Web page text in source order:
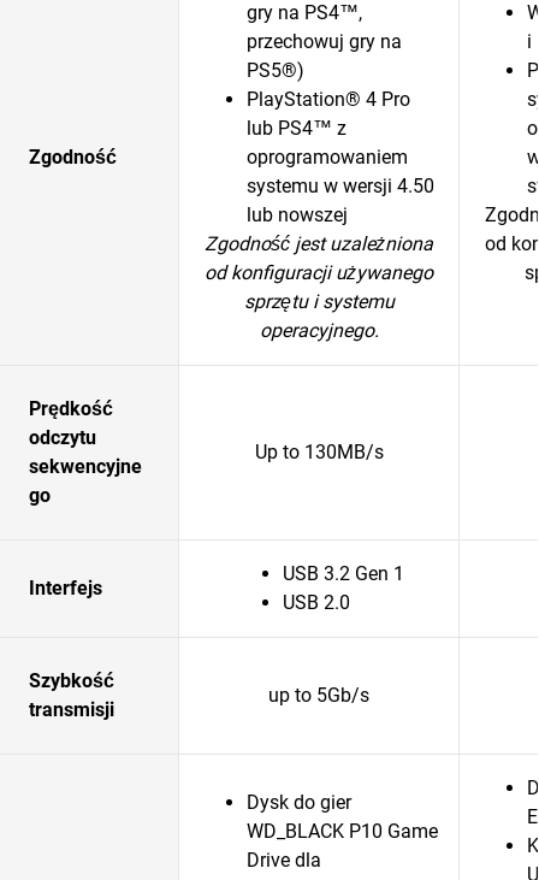
Zgodność
gry na PS4™,
przechowuj gry na
PS5®)
PlayStation® 4 Pro
lub PS4™ z
oprogramowaniem
systemu w wersji 4.50
lub nowszej
Zgodność jest uzależniona
od konfiguracji używanego
sprzętu i systemu
operacyjnego.
i
od
Prędkość
odczytu
sekwencyjne
go
Up to 130MB/s
Interfejs
USB 3.2 Gen 1
USB 2.0
Szybkość
transmisji
up to 5Gb/s
Dysk do gier
WD_BLACK P10 Game
Drive dla